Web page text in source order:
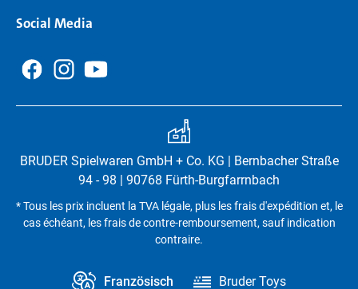
Social Media
BRUDER Spielwaren GmbH + Co. KG | Bernbacher Straße
94 - 98 | 90768 Fürth-Burgfarrnbach
* Tous les prix incluent la TVA légale, plus les frais d'expédition et, le
cas échéant, les frais de contre-remboursement, sauf indication
contraire.
Französisch Bruder Toys